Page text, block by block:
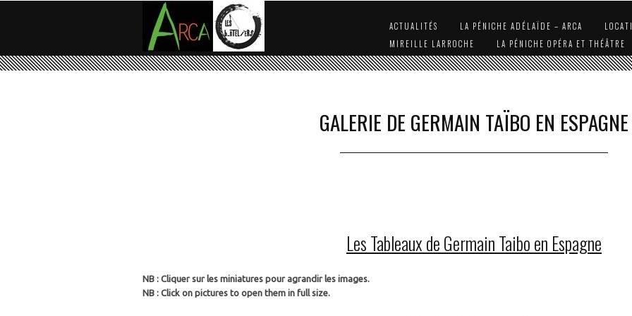
ACTUALITÉS LA PÉNICHE ADÉLAÏDE – ARCA
MIREILLE LARROCHE
LA PÉNICHE OPÉRA ET THÉÂTRE
GALERIE DE GERMAIN TAÏBO EN ESPAGNE
Les Tableaux de Germain Taibo en Espagne
NB : Cliquer sur les miniatures pour agrandir les images.
NB : Click on pictures to open them in full size.